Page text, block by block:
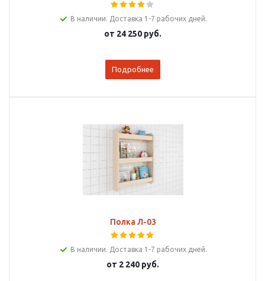
В наличии. Доставка 1-7 рабочих дней.
от 24 250 руб.
Подробнее
Полка Л-03
В наличии. Доставка 1-7 рабочих дней.
от 2 240 руб.